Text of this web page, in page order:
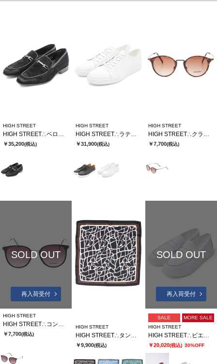
HIGH STREET
HIGH STREET∴ベロア型押しビットローファー
￥35,200(税込)
HIGH STREET
HIGH STREET∴ラティスエンボスドレススニーカー
￥31,900(税込)
HIGH STREET
HIGH STREET∴クラシックボストンガタサングラス
￥7,700(税込)
SOLD OUT
再入荷受付
HIGH STREET
￥7,700(税込)
HIGH STREET
￥9,900(税込)
SOLD OUT
再入荷受付
SALE
MORE SALE
HIGH STREET
￥20,020(税込) 30%OFF